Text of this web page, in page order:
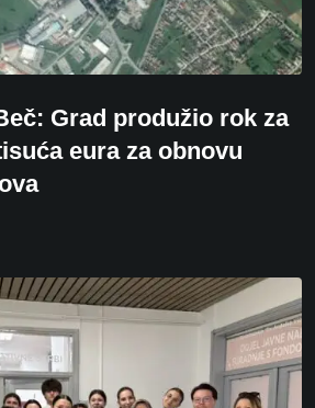
Grad produžio rok za
eura za obnovu